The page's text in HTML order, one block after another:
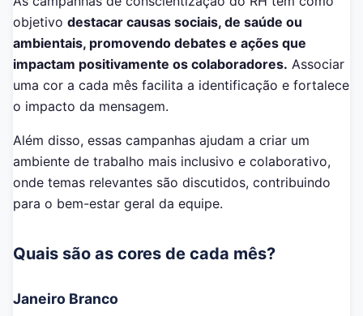
objetivo destacar causas sociais, de saúde ou
ambientais, promovendo debates e ações que
impactam positivamente os colaboradores. Associar
uma cor a cada mês facilita a identificação e fortalece
o impacto da mensagem.
Além disso, essas campanhas ajudam a criar um
ambiente de trabalho mais inclusivo e colaborativo,
onde temas relevantes são discutidos, contribuindo
para o bem-estar geral da equipe.
Quais são as cores de cada mês?
Janeiro Branco